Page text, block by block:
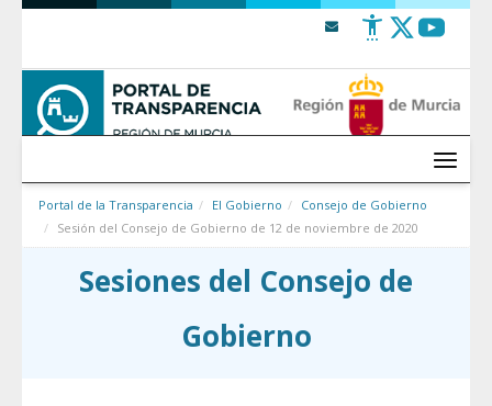
Saltar al contenido
Menú
Portal de la Transparencia El Gobierno
Consejo de Gobierno
Sesión del Consejo de Gobierno de 12 de noviembre de 2020
Sesiones del Consejo de
Gobierno